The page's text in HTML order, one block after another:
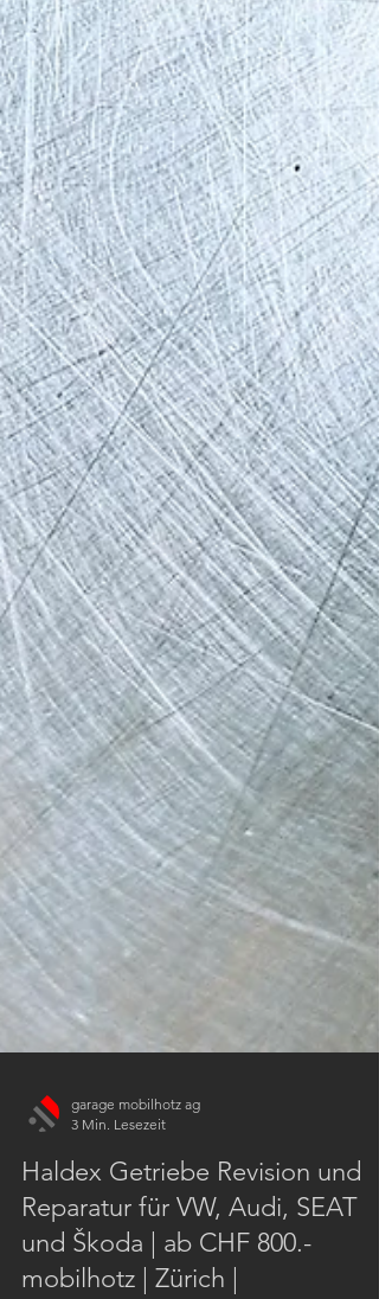
garage mobilhotz ag
3 Min. Lesezeit
Haldex Getriebe Revision und